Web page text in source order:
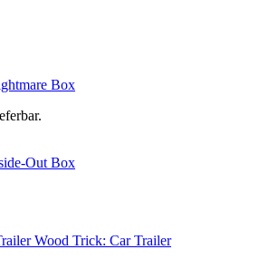
Box
Out Box
Wood Trick: Car Trailer